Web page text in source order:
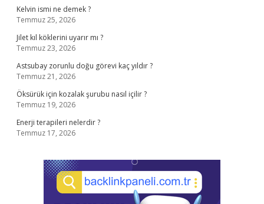
Kelvin ismi ne demek ?
Temmuz 25, 2026
Jilet kıl köklerini uyarır mı ?
Temmuz 23, 2026
Astsubay zorunlu doğu görevi kaç yıldır ?
Temmuz 21, 2026
Öksürük için kozalak şurubu nasıl içilir ?
Temmuz 19, 2026
Enerji terapileri nelerdir ?
Temmuz 17, 2026